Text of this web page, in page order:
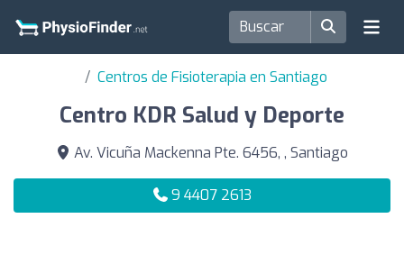
Centros de Fisioterapia en Santiago
Centro KDR Salud y Deporte
Av. Vicuña Mackenna Pte. 6456, , Santiago
9 4407 2613